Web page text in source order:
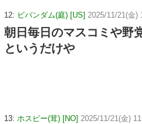
12: ビバンダム(庭) [US] 2025/11/21(金)
朝日毎日のマスコミや野
というだけや
13: ホスピー(茸) [NO] 2025/11/21(金)